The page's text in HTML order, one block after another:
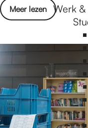
Werk
s
e
v
i
Meer lezen
o
v
i
k
J
a